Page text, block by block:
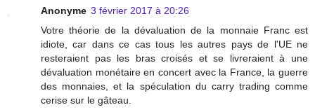
Anonyme 3 février 2017 à 20:26
Votre théorie de la dévaluation de la monnaie Franc est
idiote, car dans ce cas tous les autres pays de l'UE ne
resteraient pas les bras croisés et se livreraient à une
dévaluation monétaire en concert avec la France, la guerre
des monnaies, et la spéculation du carry trading comme
cerise sur le gâteau.